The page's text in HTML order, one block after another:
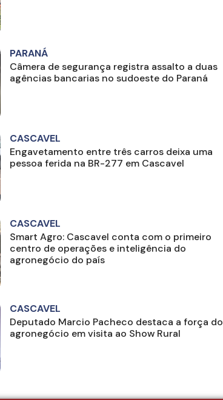
PARANÁ
Câmera de segurança registra assalto a duas
agências bancarias no sudoeste do Paraná
CASCAVEL
Engavetamento entre três carros deixa uma
pessoa ferida na BR-277 em Cascavel
CASCAVEL
Smart Agro: Cascavel conta com o primeiro
centro de operações e inteligência do
agronegócio do país
CASCAVEL
Deputado Marcio Pacheco destaca a força do
agronegócio em visita ao Show Rural